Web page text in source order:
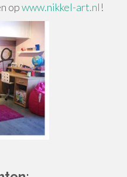
opwww.nikkel-art.nl !